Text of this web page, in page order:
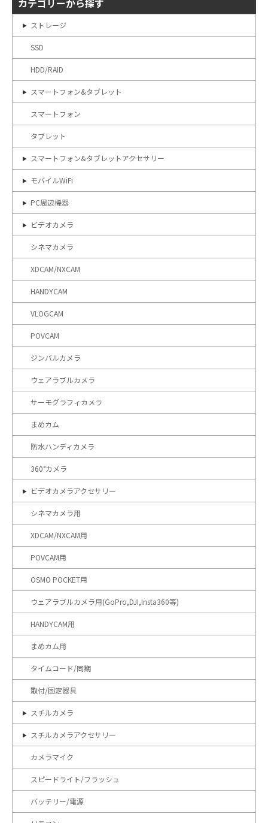
カテゴリーから探す
ストレージ
SSD
HDD/RAID
スマートフォン&タブレット
スマートフォン
タブレット
スマートフォン&タブレットアクセサリー
モバイルWiFi
PC周辺機器
ビデオカメラ
シネマカメラ
XDCAM/NXCAM
HANDYCAM
VLOGCAM
POVCAM
ジンバルカメラ
ウェアラブルカメラ
サーモグラフィカメラ
まめカム
防水ハンディカメラ
360°カメラ
ビデオカメラアクセサリー
シネマカメラ用
XDCAM/NXCAM用
POVCAM用
OSMO POCKET用
ウェアラブルカメラ用(GoPro,DJI,Insta360等)
HANDYCAM用
まめカム用
タイムコード/同期
取付/固定器具
スチルカメラ
スチルカメラアクセサリー
カメラマイク
スピードライト/フラッシュ
バッテリー/電源